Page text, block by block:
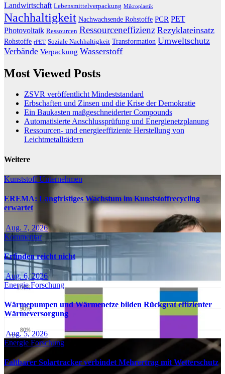
Landwirtschaft Lebensmittelverpackung Mikroplastik
Nachhaltigkeit Nachwachsende Rohstoffe PCR PET
Photovoltaik Ressourcen Ressourceneffizienz Rezyklateinsatz
Rohstoffe rPET Soziale Nachhaltigkeit Transformation Umweltschutz
Verbände Verpackung Wasserstoff
Most Viewed Posts
ZSVR veröffentlicht Mindeststandard
Erbschaften und Zinsen und die Krise der Demokratie
Ein Baukasten maßgeschneiderter Compounds
Automatisierte Anschlussprüfung und Energienetzplanung
Ressourcen- und energieeffiziente Herstellung von
Leichtmetallrädern
Weitere
KunststoffUnternehmen
EREMA: Langfristiges Wachstum im Kunststoffrecycling
erwartet
Aug. 7, 2026
Kommentar
Erfinden reicht nicht
Aug. 6, 2026
EnergieForschung
Wärmepumpen und Wärmenetze bilden Rückgrat effizienter
Wärmeversorgung
Aug. 5, 2026
Energie Forschung
Faltbarer Solartracker verbindet Mehrertrag mit Wetterschutz